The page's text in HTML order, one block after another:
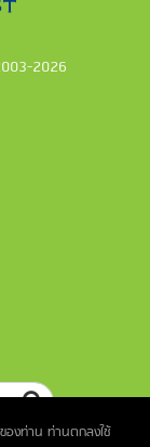
องท่าน ท่านตกลงใช้
2026